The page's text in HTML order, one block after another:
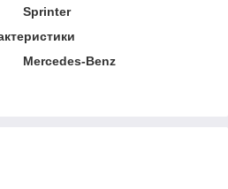
Sprinter
Mercedes-Benz